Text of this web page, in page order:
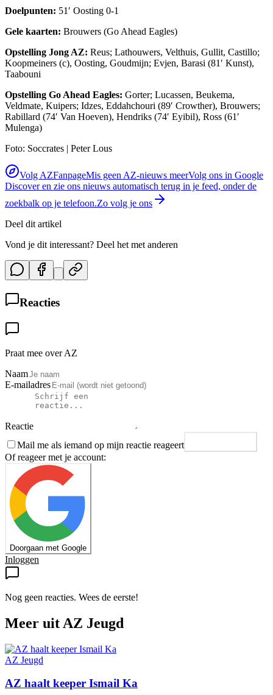
Doelpunten: 51′ Oosting 0-1
Gele kaarten: Brouwers (Go Ahead Eagles)
Opstelling Jong AZ: Reus; Lathouwers, Velthuis, Gullit, Castillo;
Koopmeiners (c), Oosting, Goudmijn; Evjen, Barasi (81′ Kunst),
Taabouni
Opstelling Go Ahead Eagles: Gorter; Lucassen, Beukema,
Veldmate, Kuipers; Idzes, Eddahchouri (89′ Crowther), Brouwers;
Rabillard (74′ Van Hoeven), Hendriks (74′ Eyibil), Ross (61′
Mulenga)
Foto: Soccrates | Peter Lous
Volg AZFanpageMis geen AZ-nieuws meerVolg ons in Google
Discover en zie ons nieuws automatisch terug in je feed, onder de
zoekbalk op je telefoon.Zo volg je ons
Deel dit artikel
Vond je dit interessant? Deel het met anderen
Reacties
Praat mee over AZ
Naam
E-mailadres
Reactie
Mail me als iemand op mijn reactie reageert
Of reageer met je account:
Doorgaan met Google
Inloggen
Nog geen reacties. Wees de eerste!
Meer uit AZ Jeugd
AZ Jeugd
AZ haalt keeper Ismail Ka